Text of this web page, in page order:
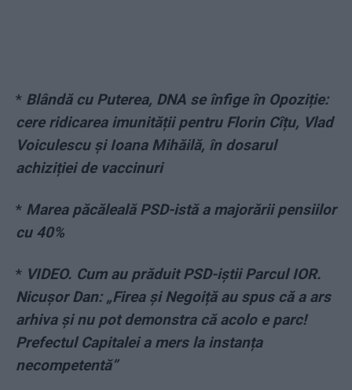
* Blândă cu Puterea, DNA se înfige în Opoziție:
cere ridicarea imunității pentru Florin Cîțu, Vlad
Voiculescu și Ioana Mihăilă, în dosarul
achiziției de vaccinuri
* Marea păcăleală PSD-istă a majorării pensiilor
cu 40%
* VIDEO. Cum au prăduit PSD-iștii Parcul IOR.
Nicușor Dan: „Firea și Negoiță au spus că a ars
arhiva și nu pot demonstra că acolo e parc!
Prefectul Capitalei a mers la instanța
necompetentă”